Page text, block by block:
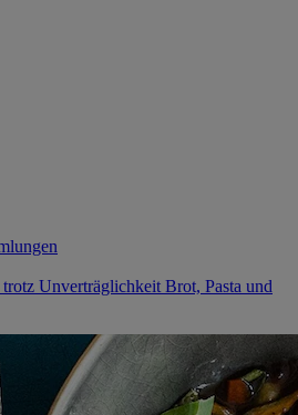
Unverträglichkeit Brot, Pasta und